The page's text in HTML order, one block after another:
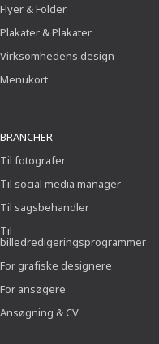
Flyer & Folder
Plakater & Plakater
Virksomhedens design
Menukort
BRANCHER
Til fotografer
Til social media manager
Til sagsbehandler
Til
billedredigeringsprogrammer
For grafiske designere
For ansøgere
Ansøgning & CV